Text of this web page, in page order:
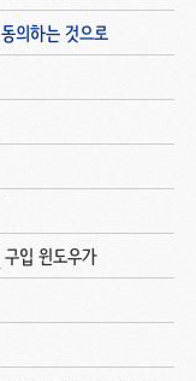
의하는 것으로
구입 윈도우가